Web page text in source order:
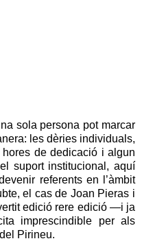
sola persona pot marcar
les dèries individuals,
de dedicació i algun
suport institucional, aquí
referents en l’àmbit
el cas de Joan Pieras i
edició rere edició —i ja
imprescindible per als
Pirineu.